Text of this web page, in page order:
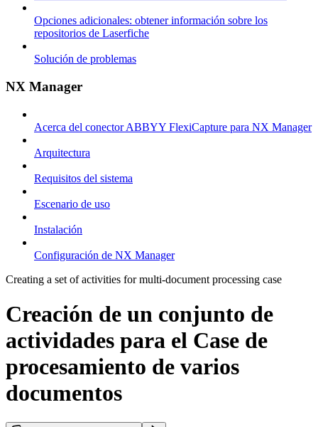
Opciones adicionales: obtener información sobre los
repositorios de Laserfiche
Solución de problemas
NX Manager
Acerca del conector ABBYY FlexiCapture para NX Manager
Arquitectura
Requisitos del sistema
Escenario de uso
Instalación
Configuración de NX Manager
Creating a set of activities for multi-document processing case
Creación de un conjunto de
actividades para el Case de
procesamiento de varios
documentos